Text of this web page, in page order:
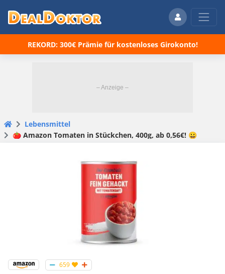
REKORD: 300€ Prämie für kostenloses Girokonto!
Lebensmittel
🍅 Amazon Tomaten in Stückchen, 400g, ab 0,56€! 😀
659